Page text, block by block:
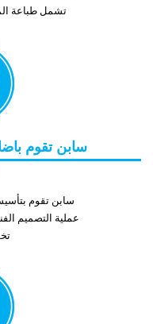
تشمل طباعة
سابن تقوم
سابن تقوم
عملية التصميم